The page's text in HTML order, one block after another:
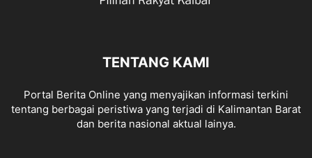
TENTANG KAMI
Portal Berita Online yang menyajikan informasi terkini
tentang berbagai peristiwa yang terjadi di Kalimantan Barat
dan berita nasional aktual lainya.